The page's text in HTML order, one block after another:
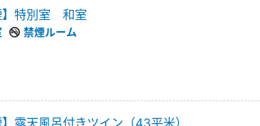
】特別室 和室
禁煙ルーム
】露天風呂付きツイン（43平米）